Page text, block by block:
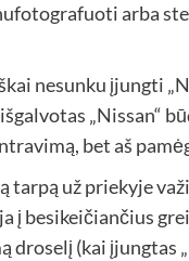
arba
nesunku įjungti
„Nissan“
bet aš
tarpą už priekyje
į besikeičiančius
droselį (kai įjungtas